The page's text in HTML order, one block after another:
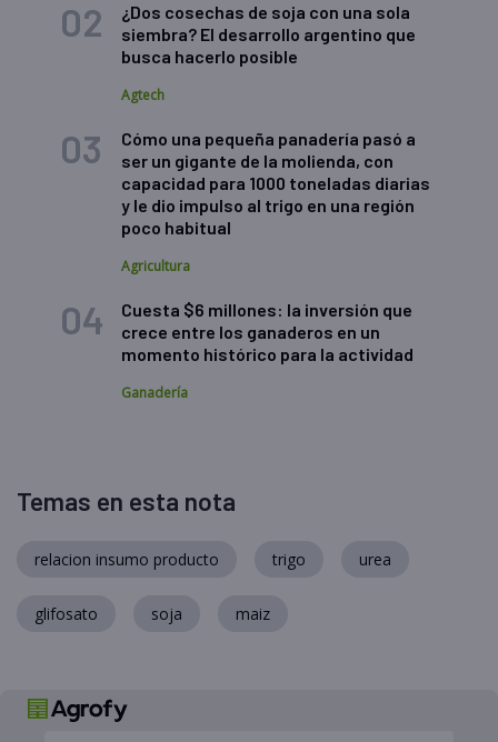
¿Dos cosechas de soja con una sola
siembra? El desarrollo argentino que
busca hacerlo posible
Agtech
Cómo una pequeña panadería pasó a
ser un gigante de la molienda, con
capacidad para 1000 toneladas diarias
y le dio impulso al trigo en una región
poco habitual
Agricultura
Cuesta $6 millones: la inversión que
crece entre los ganaderos en un
momento histórico para la actividad
Ganadería
Temas en esta nota
relacion insumo producto trigo urea
glifosato soja maiz